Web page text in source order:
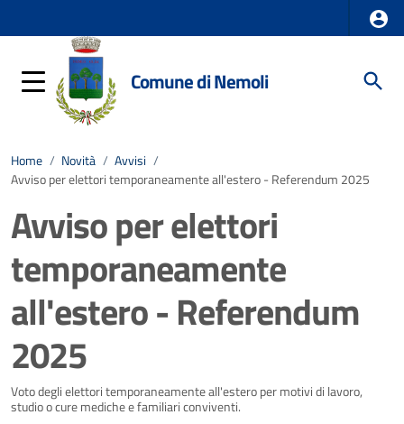
Comune di Nemoli
Home / Novità / Avvisi /
Avviso per elettori temporaneamente all'estero - Referendum 2025
Avviso per elettori
temporaneamente
all'estero - Referendum
2025
Dettagli della notizia
Voto degli elettori temporaneamente all'estero per motivi di lavoro,
studio o cure mediche e familiari conviventi.